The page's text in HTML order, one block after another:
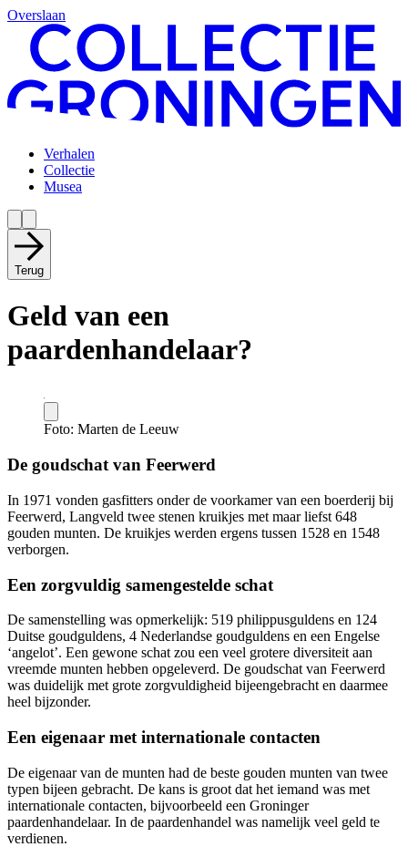
Overslaan
Verhalen
Collectie
Musea
Terug
Geld van een
paardenhandelaar?
Foto: Marten de Leeuw
De goudschat van Feerwerd
In 1971 vonden gasfitters onder de voorkamer van een boerderij bij
Feerwerd, Langveld twee stenen kruikjes met maar liefst 648
gouden munten. De kruikjes werden ergens tussen 1528 en 1548
verborgen.
Een zorgvuldig samengestelde schat
De samenstelling was opmerkelijk: 519 philippusguldens en 124
Duitse goudguldens, 4 Nederlandse goudguldens en een Engelse
‘angelot’. Een gewone schat zou een veel grotere diversiteit aan
vreemde munten hebben opgeleverd. De goudschat van Feerwerd
was duidelijk met grote zorgvuldigheid bijeengebracht en daarmee
heel bijzonder.
Een eigenaar met internationale contacten
De eigenaar van de munten had de beste gouden munten van twee
typen bijeen gebracht. De kans is groot dat het iemand was met
internationale contacten, bijvoorbeeld een Groninger
paardenhandelaar. In de paardenhandel was namelijk veel geld te
verdienen.